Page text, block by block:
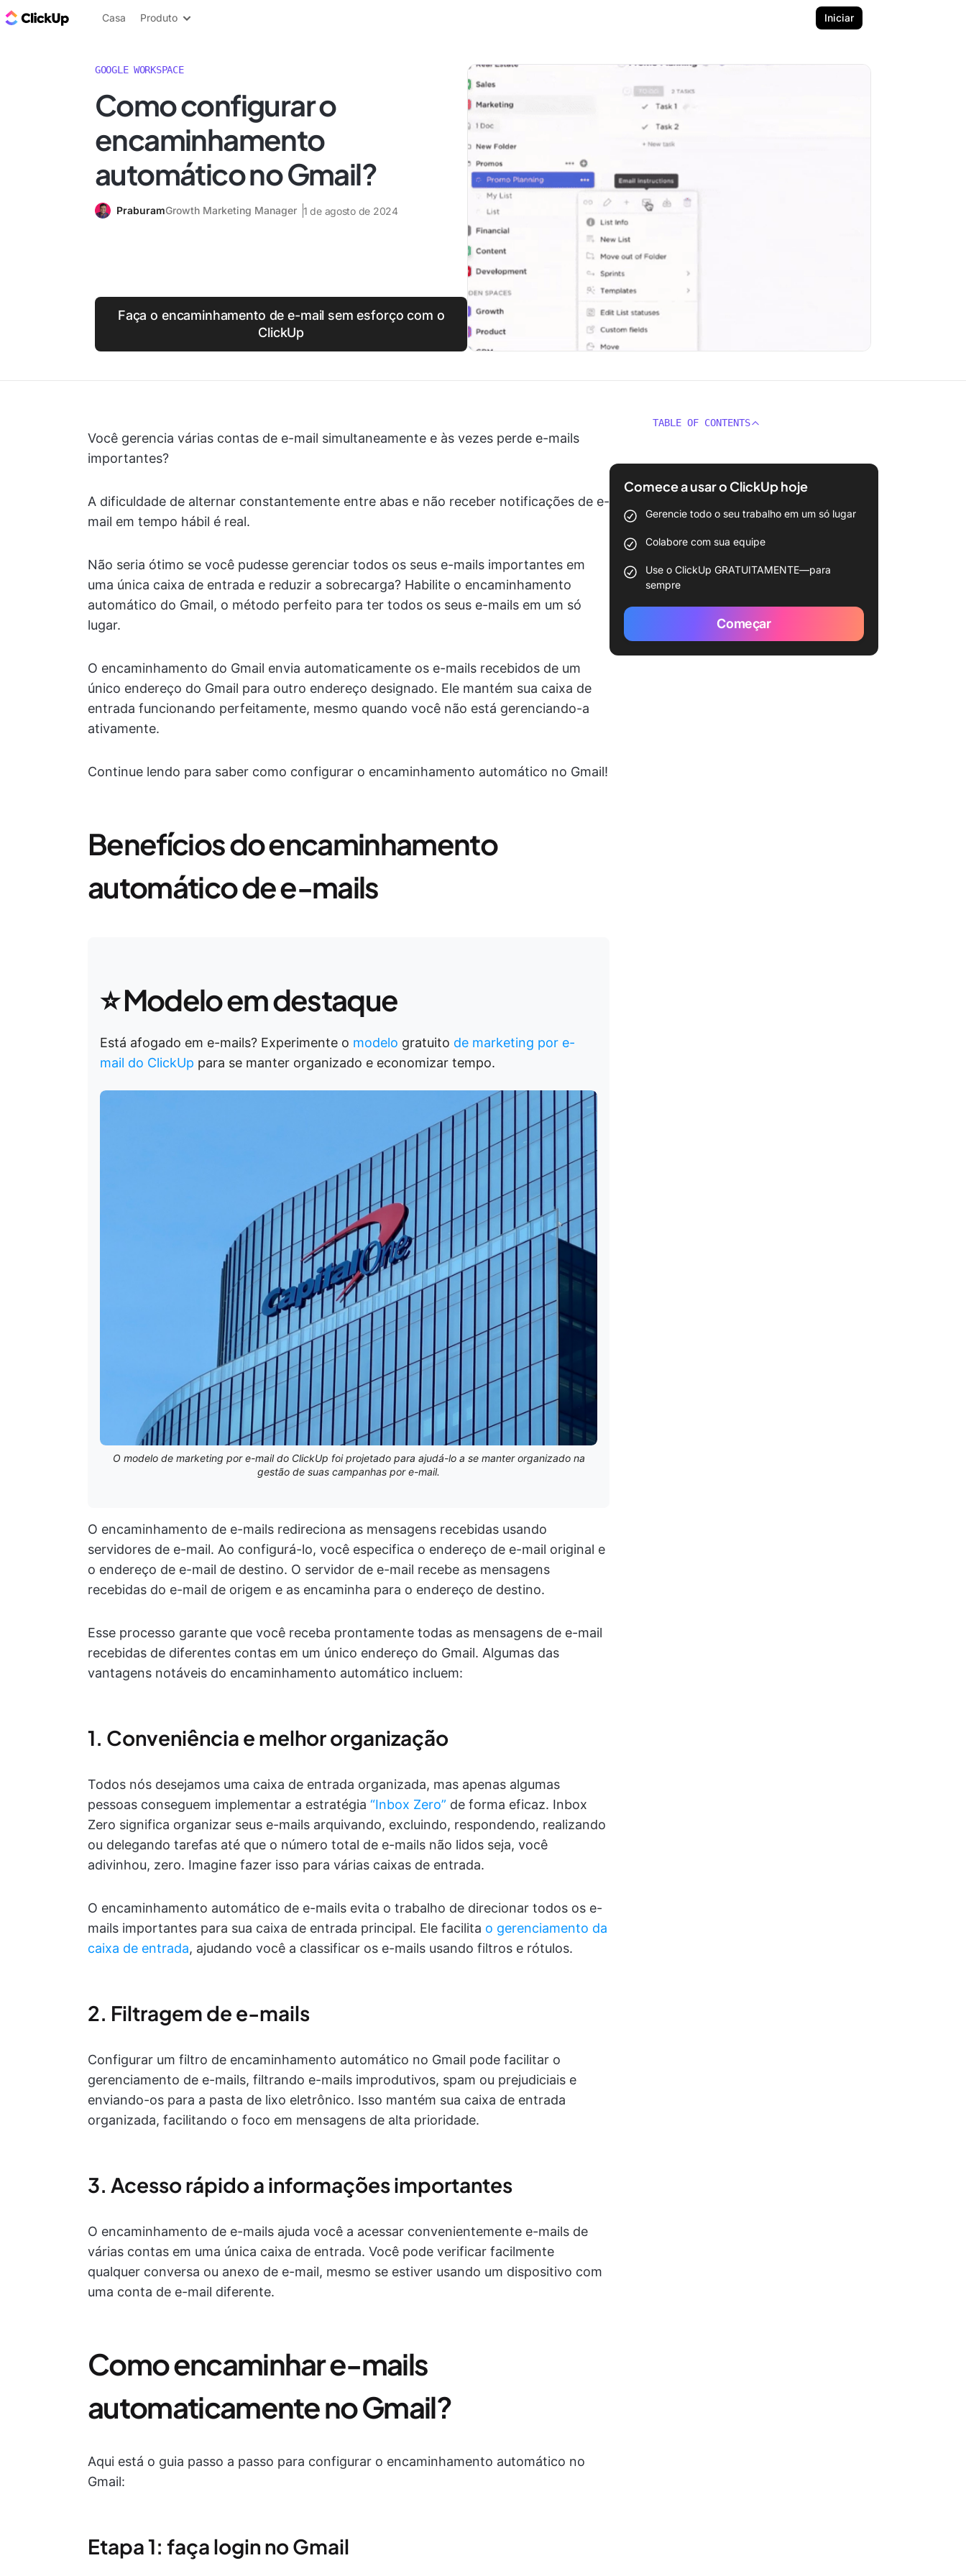
ClickUp Blogue
Casa Produto Iniciar
GOOGLE WORKSPACE
Como configurar o
encaminhamento
automático no Gmail?
PraburamGrowth Marketing Manager 1 de agosto de 2024
Faça o encaminhamento de e-mail sem esforço com o
ClickUp
Você gerencia várias contas de e-mail simultaneamente e às vezes perde e-mails
importantes?
A dificuldade de alternar constantemente entre abas e não receber notificações de e-
mail em tempo hábil é real.
Não seria ótimo se você pudesse gerenciar todos os seus e-mails importantes em
uma única caixa de entrada e reduzir a sobrecarga? Habilite o encaminhamento
automático do Gmail, o método perfeito para ter todos os seus e-mails em um só
lugar.
O encaminhamento do Gmail envia automaticamente os e-mails recebidos de um
único endereço do Gmail para outro endereço designado. Ele mantém sua caixa de
entrada funcionando perfeitamente, mesmo quando você não está gerenciando-a
ativamente.
Continue lendo para saber como configurar o encaminhamento automático no Gmail!
Benefícios do encaminhamento
automático de e-mails
⭐ Modelo em destaque
Está afogado em e-mails? Experimente o modelo gratuito de marketing por e-
mail do ClickUp para se manter organizado e economizar tempo.
O modelo de marketing por e-mail do ClickUp foi projetado para ajudá-lo a se manter organizado na
gestão de suas campanhas por e-mail.
O encaminhamento de e-mails redireciona as mensagens recebidas usando
servidores de e-mail. Ao configurá-lo, você especifica o endereço de e-mail original e
o endereço de e-mail de destino. O servidor de e-mail recebe as mensagens
recebidas do e-mail de origem e as encaminha para o endereço de destino.
Esse processo garante que você receba prontamente todas as mensagens de e-mail
recebidas de diferentes contas em um único endereço do Gmail. Algumas das
vantagens notáveis do encaminhamento automático incluem:
1. Conveniência e melhor organização
Todos nós desejamos uma caixa de entrada organizada, mas apenas algumas
pessoas conseguem implementar a estratégia “Inbox Zero” de forma eficaz. Inbox
Zero significa organizar seus e-mails arquivando, excluindo, respondendo, realizando
ou delegando tarefas até que o número total de e-mails não lidos seja, você
adivinhou, zero. Imagine fazer isso para várias caixas de entrada.
O encaminhamento automático de e-mails evita o trabalho de direcionar todos os e-
mails importantes para sua caixa de entrada principal. Ele facilita o gerenciamento da
caixa de entrada, ajudando você a classificar os e-mails usando filtros e rótulos.
2. Filtragem de e-mails
Configurar um filtro de encaminhamento automático no Gmail pode facilitar o
gerenciamento de e-mails, filtrando e-mails improdutivos, spam ou prejudiciais e
enviando-os para a pasta de lixo eletrônico. Isso mantém sua caixa de entrada
organizada, facilitando o foco em mensagens de alta prioridade.
3. Acesso rápido a informações importantes
O encaminhamento de e-mails ajuda você a acessar convenientemente e-mails de
várias contas em uma única caixa de entrada. Você pode verificar facilmente
qualquer conversa ou anexo de e-mail, mesmo se estiver usando um dispositivo com
uma conta de e-mail diferente.
Como encaminhar e-mails
automaticamente no Gmail?
Aqui está o guia passo a passo para configurar o encaminhamento automático no
Gmail:
Etapa 1: faça login no Gmail
TABLE OF CONTENTS
Comece a usar o ClickUp hoje
Gerencie todo o seu trabalho em um só lugar
Colabore com sua equipe
Use o ClickUp GRATUITAMENTE—para
sempre
Começar